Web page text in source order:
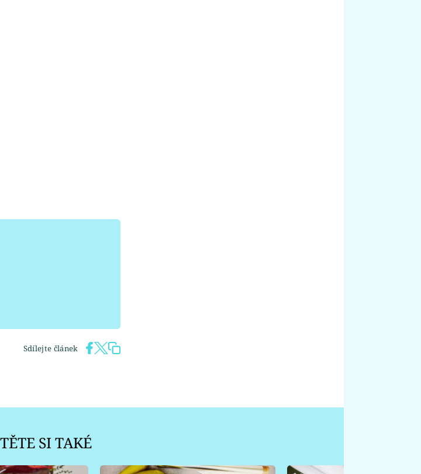
Sdílejte článek
SI TAKÉ